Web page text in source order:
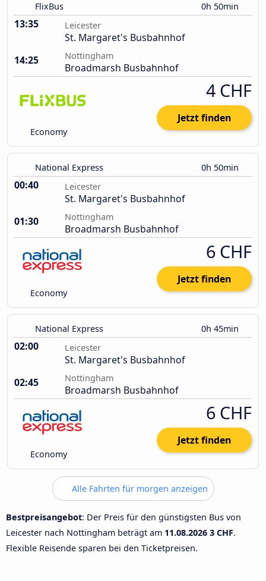
FlixBus 0h 50min
13:35 Leicester
St. Margaret's Busbahnhof
14:25
Nottingham
Broadmarsh Busbahnhof
Economy
4 CHF
Jetzt finden
National Express 0h 50min
00:40 Leicester
St. Margaret's Busbahnhof
01:30
Nottingham
Broadmarsh Busbahnhof
Economy
6 CHF
Jetzt finden
National Express 0h 45min
02:00 Leicester
St. Margaret's Busbahnhof
02:45
Nottingham
Broadmarsh Busbahnhof
Economy
6 CHF
Jetzt finden
Alle Fahrten für morgen anzeigen
Bestpreisangebot: Der Preis für den günstigsten Bus von
Leicester nach Nottingham beträgt am 11.08.2026 3 CHF.
Flexible Reisende sparen bei den Ticketpreisen.